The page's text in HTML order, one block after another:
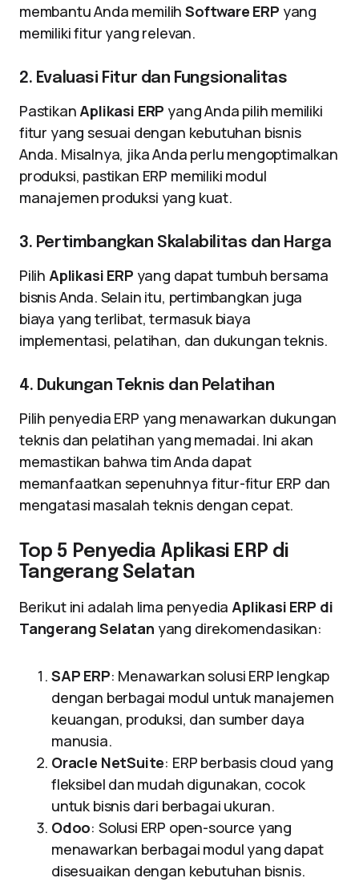
membantu Anda memilihSoftware ERP yang
memiliki fitur yang relevan.
2. Evaluasi Fitur dan Fungsionalitas
PastikanAplikasi ERP yang Anda pilih memiliki
fitur yang sesuai dengan kebutuhan bisnis
Anda. Misalnya, jika Anda perlu mengoptimalkan
produksi, pastikan ERP memiliki modul
manajemen produksi yang kuat.
3. Pertimbangkan Skalabilitas dan Harga
Pilih Aplikasi ERP yang dapat tumbuh bersama
bisnis Anda. Selain itu, pertimbangkan juga
biaya yang terlibat, termasuk biaya
implementasi, pelatihan, dan dukungan teknis.
4. Dukungan Teknis dan Pelatihan
Pilih penyedia ERP yang menawarkan dukungan
teknis dan pelatihan yang memadai. Ini akan
memastikan bahwa tim Anda dapat
memanfaatkan sepenuhnya fitur-fitur ERP dan
mengatasi masalah teknis dengan cepat.
Top 5 Penyedia Aplikasi ERP di
Tangerang Selatan
Berikut ini adalah lima penyediaAplikasi ERP di
Tangerang Selatan yang direkomendasikan:
SAP ERP: Menawarkan solusi ERP lengkap
dengan berbagai modul untuk manajemen
keuangan, produksi, dan sumber daya
manusia.
Oracle NetSuite: ERP berbasis cloud yang
fleksibel dan mudah digunakan, cocok
untuk bisnis dari berbagai ukuran.
Odoo: Solusi ERP open-source yang
menawarkan berbagai modul yang dapat
disesuaikan dengan kebutuhan bisnis.